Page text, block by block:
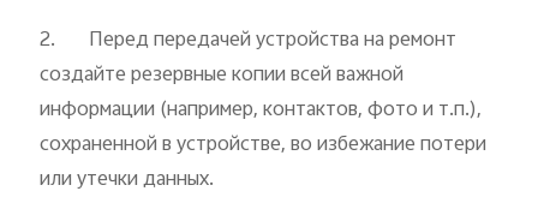
2. Перед передачей устройства на ремонт
создайте резервные копии всей важной
информации (например, контактов, фото и т.п.),
сохраненной в устройстве, во избежание потери
или утечки данных.